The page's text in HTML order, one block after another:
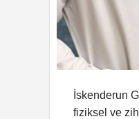
İskenderun
fiziksel ve